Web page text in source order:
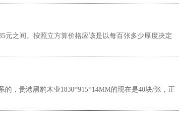
元之间。按照立方算价格应该是以每百张多少厚度决定
，贵港黑豹木业1830*915*14MM的现在是40块/张，正